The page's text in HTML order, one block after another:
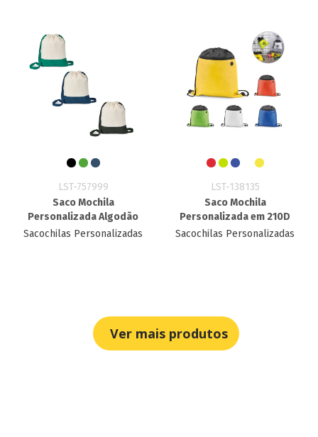
LST-757999
Saco Mochila
Personalizada Algodão
Sacochilas Personalizadas
LST-138135
Saco Mochila
Personalizada em 210D
Sacochilas Personalizadas
Ver mais produtos